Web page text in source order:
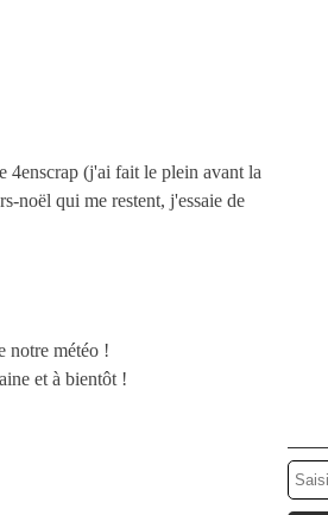
4enscrap (j'ai fait le plein avant la
noël qui me restent, j'essaie de
notre météo !
et à bientôt !